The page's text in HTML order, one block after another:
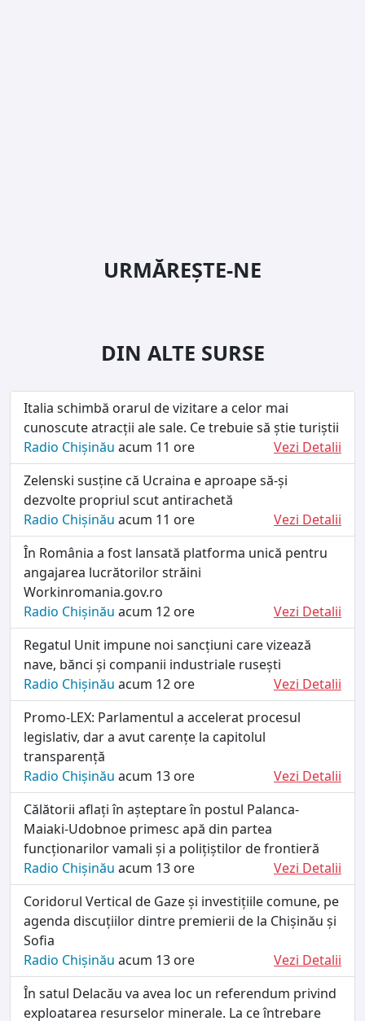
URMĂREȘTE-NE
DIN ALTE SURSE
Italia schimbă orarul de vizitare a celor mai
cunoscute atracții ale sale. Ce trebuie să știe turiștii
Radio Chișinău acum 11 ore
Vezi Detalii
Zelenski susține că Ucraina e aproape să-și
dezvolte propriul scut antirachetă
Radio Chișinău acum 11 ore
Vezi Detalii
În România a fost lansată platforma unică pentru
angajarea lucrătorilor străini
Workinromania.gov.ro
Radio Chișinău acum 12 ore
Vezi Detalii
Regatul Unit impune noi sancțiuni care vizează
nave, bănci și companii industriale rusești
Radio Chișinău acum 12 ore
Vezi Detalii
Promo-LEX: Parlamentul a accelerat procesul
legislativ, dar a avut carențe la capitolul
transparență
Radio Chișinău acum 13 ore
Vezi Detalii
Călătorii aflați în așteptare în postul Palanca-
Maiaki-Udobnoe primesc apă din partea
funcționarilor vamali și a polițiștilor de frontieră
Radio Chișinău acum 13 ore
Vezi Detalii
Coridorul Vertical de Gaze și investițiile comune, pe
agenda discuțiilor dintre premierii de la Chișinău și
Sofia
Radio Chișinău acum 13 ore
Vezi Detalii
În satul Delacău va avea loc un referendum privind
exploatarea resurselor minerale. La ce întrebare